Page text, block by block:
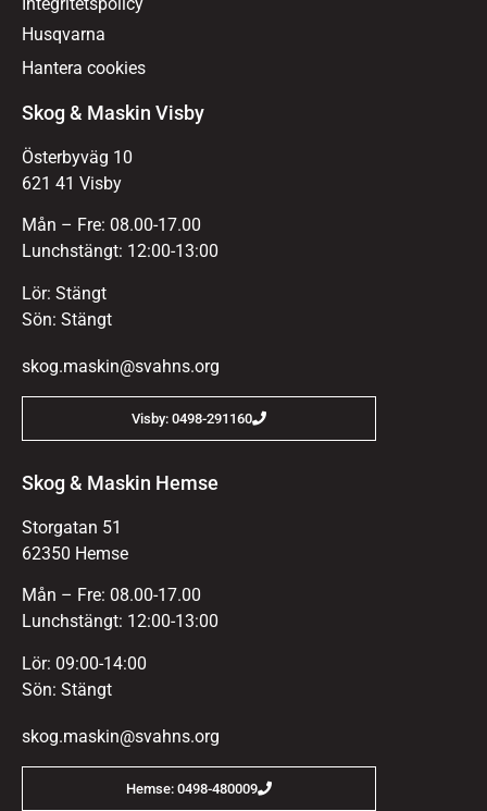
Husqvarna
Hantera cookies
Skog & Maskin Visby
Österbyväg 10
621 41 Visby
Mån – Fre: 08.00-17.00
Lunchstängt: 12:00-13:00
Lör: Stängt
Sön: Stängt
skog.maskin@svahns.org
Visby: 0498-291160
Skog & Maskin Hemse
Storgatan 51
62350 Hemse
Mån – Fre: 08.00-17.00
Lunchstängt: 12:00-13:00
Lör: 09:00-14:00
Sön: Stängt
skog.maskin@svahns.org
Hemse: 0498-480009